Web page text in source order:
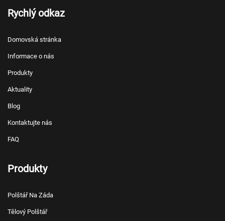
Rychlý odkaz
Domovská stránka
Informace o nás
Produkty
Aktuality
Blog
Kontaktujte nás
FAQ
Produkty
Polštář Na Záda
Tělový Polštář